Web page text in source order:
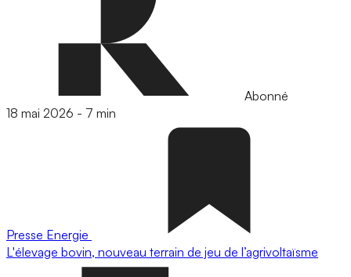
Abonné
18 mai 2026 - 7 min
Presse Energie
L'élevage bovin, nouveau terrain de jeu de l’agrivoltaïsme